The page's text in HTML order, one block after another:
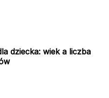
dziecka: wiek a liczba